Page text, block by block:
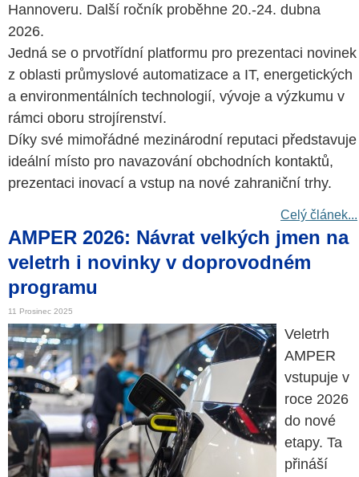
Hannoveru. Další ročník proběhne 20.-24. dubna
2026.
Jedná se o prvotřídní platformu pro prezentaci novinek
z oblasti průmyslové automatizace a IT, energetických
a environmentálních technologií, vývoje a výzkumu v
rámci oboru strojírenství.
Díky své mimořádné mezinárodní reputaci představuje
ideální místo pro navazování obchodních kontaktů,
prezentaci inovací a vstup na nové zahraniční trhy.
Celý článek...
AMPER 2026: Návrat velkých jmen na
veletrh i novinky v doprovodném
programu
11 Prosinec 2025
Veletrh
AMPER
vstupuje v
roce 2026
do nové
etapy. Ta
přináší